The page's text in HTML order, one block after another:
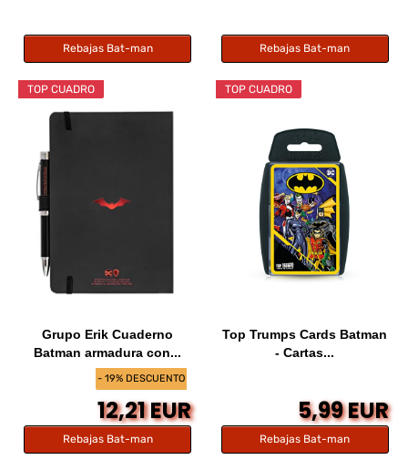
Rebajas Bat-man Rebajas Bat-man
- 19% DESCUENTO
TOP CUADRO
Grupo Erik Cuaderno
Batman armadura con...
12,21 EUR
Rebajas Bat-man
TOP CUADRO
Top Trumps Cards Batman
- Cartas...
5,99 EUR
Rebajas Bat-man